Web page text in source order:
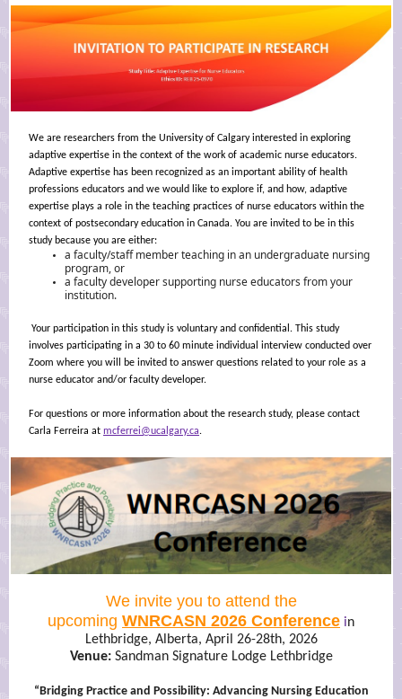
We are researchers from the University of Calgary interested in exploring
adaptive expertise in the context of the work of academic nurse educators.
Adaptive expertise has been recognized as an important ability of health
professions educators and we would like to explore if, and how, adaptive
expertise plays a role in the teaching practices of nurse educators within the
context of postsecondary education in Canada. You are invited to be in this
study because you are either:
a faculty/staff member teaching in an undergraduate nursing
program, or
a faculty developer supporting nurse educators from your
institution.
Your participation in this study is voluntary and confidential. This study
involves participating in a 30 to 60 minute individual interview conducted over
Zoom where you will be invited to answer questions related to your role as a
nurse educator and/or faculty developer.
For questions or more information about the research study, please contact
Carla Ferreira at mcferrei@ucalgary.ca.
We invite you to attend the
upcoming WNRCASN 2026 Conference in
Lethbridge, Alberta, April 26-28th, 2026
Venue: Sandman Signature Lodge Lethbridge
“Bridging Practice and Possibility: Advancing Nursing Education